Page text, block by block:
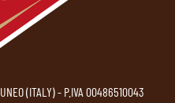
(ITALY) - P.IVA 00486510043